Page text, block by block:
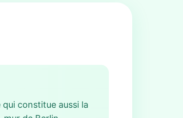
qui constitue aussi la